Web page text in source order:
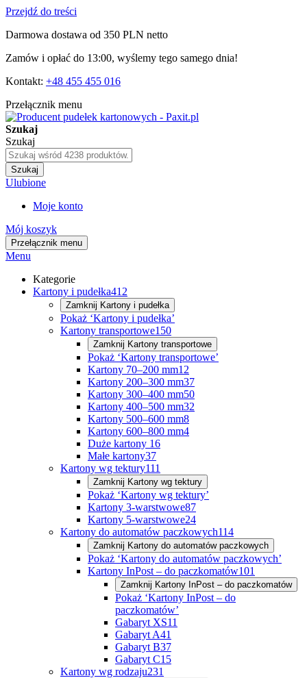
Przejdź do treści
Darmowa dostawa od 350 PLN netto
Zamów i opłać do 13:00, wyślemy tego samego dnia!
Kontakt: +48 455 455 016
Przełącznik menu
Szukaj
Szukaj
Szukaj
Ulubione
Moje konto
Mój koszyk
Przełącznik menu
Menu
Kategorie
Kartony i pudełka412
Zamknij Kartony i pudełka
Pokaż ‘Kartony i pudełka’
Kartony transportowe150
Zamknij Kartony transportowe
Pokaż ‘Kartony transportowe’
Kartony 70–200 mm12
Kartony 200–300 mm37
Kartony 300–400 mm50
Kartony 400–500 mm32
Kartony 500–600 mm8
Kartony 600–800 mm4
Duże kartony 16
Małe kartony37
Kartony wg tektury111
Zamknij Kartony wg tektury
Pokaż ‘Kartony wg tektury’
Kartony 3-warstwowe87
Kartony 5-warstwowe24
Kartony do automatów paczkowych114
Zamknij Kartony do automatów paczkowych
Pokaż ‘Kartony do automatów paczkowych’
Kartony InPost – do paczkomatów101
Zamknij Kartony InPost – do paczkomatów
Pokaż ‘Kartony InPost – do
paczkomatów’
Gabaryt XS11
Gabaryt A41
Gabaryt B37
Gabaryt C15
Kartony wg rodzaju231